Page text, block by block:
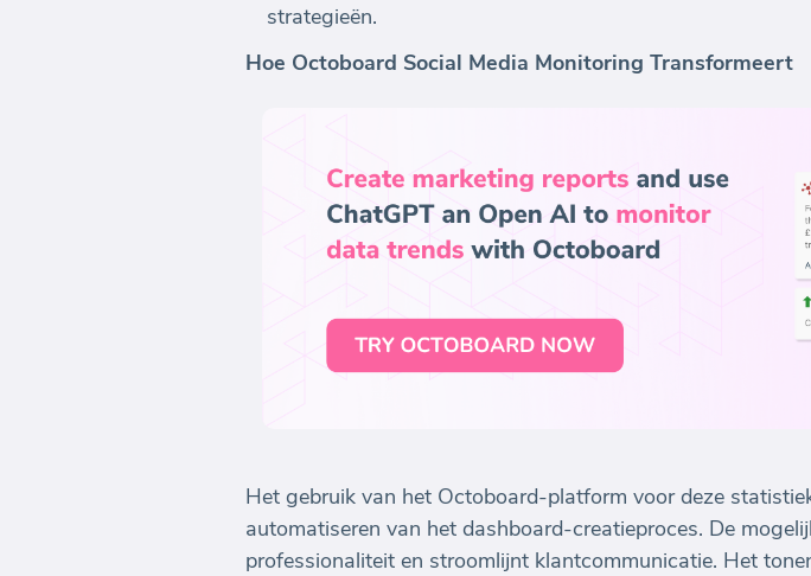
strategieën.
Hoe Octoboard Social Media Monitoring Transformeert
Het gebruik van het Octoboard-platform voor deze
automatiseren van het dashboard-creatieproces. De
professionaliteit en stroomlijnt klantcommunicatie. Het